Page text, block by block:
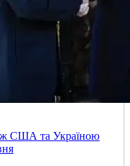
США та Україною